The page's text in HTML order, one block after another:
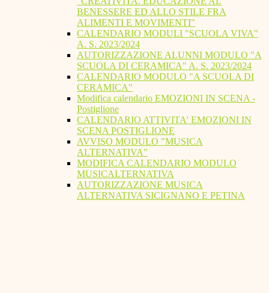
BENESSERE ED ALLO STILE FRA
ALIMENTI E MOVIMENTI"
CALENDARIO MODULI "SCUOLA VIVA"
A. S. 2023/2024
AUTORIZZAZIONE ALUNNI MODULO "A
SCUOLA DI CERAMICA" A. S. 2023/2024
CALENDARIO MODULO "A SCUOLA DI
CERAMICA"
Modifica calendario EMOZIONI IN SCENA -
Postiglione
CALENDARIO ATTIVITA' EMOZIONI IN
SCENA POSTIGLIONE
AVVISO MODULO "MUSICA
ALTERNATIVA"
MODIFICA CALENDARIO MODULO
MUSICALTERNATIVA
AUTORIZZAZIONE MUSICA
ALTERNATIVA SICIGNANO E PETINA